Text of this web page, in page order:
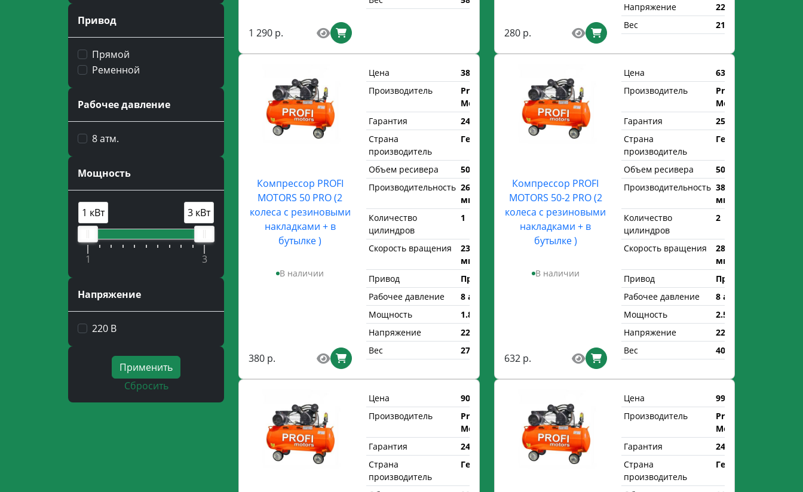
Привод
Прямой
Ременной
Рабочее давление
8 атм.
Мощность
1 кВт 3 кВт
1 3
Напряжение
220 В
Применить
Сбросить
1 290 р. 280 р.
Напряжение
220 В
Вес
21 кг
Компрессор PROFI
MOTORS 50 PRO (2
колеса с резиновыми
накладками + в
бутылке )
В наличии
380 р.
Цена
380 р.
Производитель
Profi
Motors
Гарантия
24 мес.
Страна
производитель
Германия
Объем ресивера
50 л.
Производительность 260 л/
мин
Количество
цилиндров
1
Скорость вращения
2350 об/
мин
Привод
Прямой
Рабочее давление
8 атм.
Мощность
1.8 кВт
Напряжение
220 В
Вес
27 кг
Компрессор PROFI
MOTORS 50-2 PRO (2
колеса с резиновыми
накладками + в
бутылке )
В наличии
632 р.
Цена
632 р.
Производитель
Profi
Motors
Гарантия
25 мес.
Страна
производитель
Германия
Объем ресивера
50 л.
Производительность 380 л/
мин
Количество
цилиндров
2
Скорость вращения
2850 об/
мин
Привод
Прямой
Рабочее давление
8 атм.
Мощность
2.5 кВт
Напряжение
220 В
Вес
40 кг
Цена
900 р.
Производитель
Profi
Motors
Гарантия
24 мес.
Страна
производитель
Германия
Цена
990 р.
Производитель
Profi
Motors
Гарантия
24 мес.
Страна
производитель
Германия